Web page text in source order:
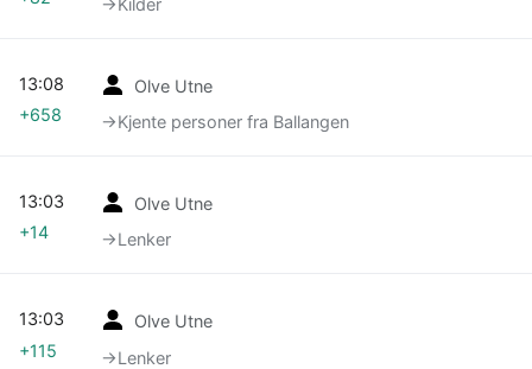
Olve Utne
→‎Kjente personer fra Ballangen
13:08
+658
Olve Utne
→‎Lenker
13:03
+14
Olve Utne
→‎Lenker
13:03
+115